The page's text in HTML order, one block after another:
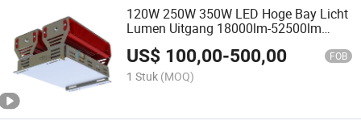
120W 250W 350W LED Hoge Bay Licht
Lumen Uitgang 18000lm-52500lm
Werkplek Industriële Flood Lights 100-
277V 50/60Hz VK
US$ 100,00-500,00 FOB
1 Stuk (MOQ)